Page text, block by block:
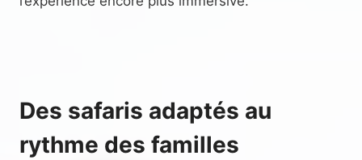
Des safaris adaptés au
rythme des familles